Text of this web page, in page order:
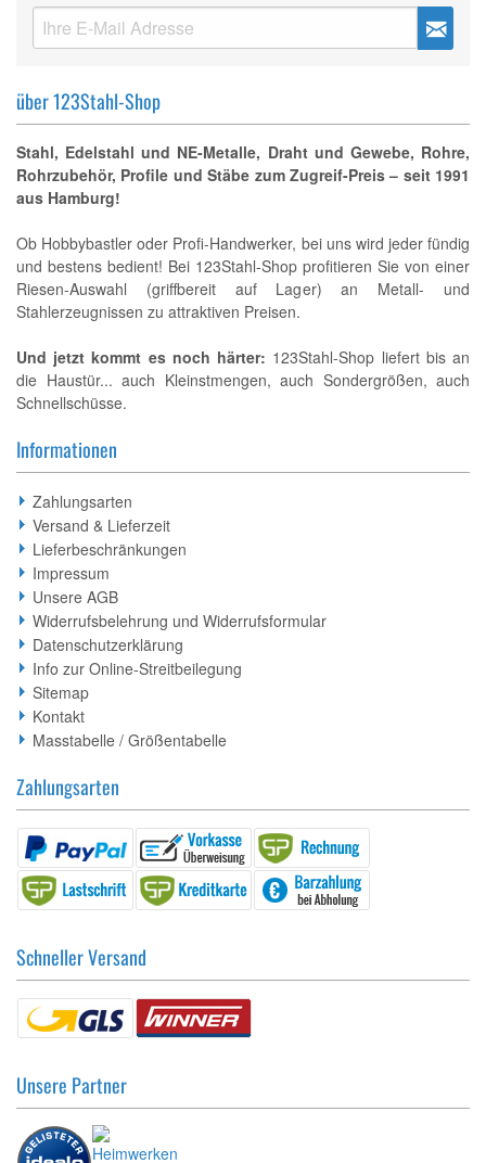
über 123Stahl-Shop
Stahl, Edelstahl und NE-Metalle, Draht und Gewebe, Rohre,
Rohrzubehör, Profile und Stäbe zum Zugreif-Preis – seit 1991
aus Hamburg!
Ob Hobbybastler oder Profi-Handwerker, bei uns wird jeder fündig
und bestens bedient! Bei 123Stahl-Shop profitieren Sie von einer
Riesen-Auswahl (griffbereit auf Lager) an Metall- und
Stahlerzeugnissen zu attraktiven Preisen.
Und jetzt kommt es noch härter: 123Stahl-Shop liefert bis an
die Haustür... auch Kleinstmengen, auch Sondergrößen, auch
Schnellschüsse.
Informationen
Zahlungsarten
Versand & Lieferzeit
Lieferbeschränkungen
Impressum
Unsere AGB
Widerrufsbelehrung und Widerrufsformular
Datenschutzerklärung
Info zur Online-Streitbeilegung
Sitemap
Kontakt
Masstabelle / Größentabelle
Zahlungsarten
Schneller Versand
Unsere Partner